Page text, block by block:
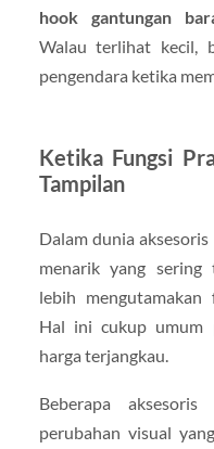
hook gantungan
Walau terlihat kecil,
pengendara ketika
Ketika Fungsi
Tampilan
Dalam dunia
menarik yang sering
lebih mengutamakan
Hal ini cukup umum
harga terjangkau.
Beberapa
perubahan visual